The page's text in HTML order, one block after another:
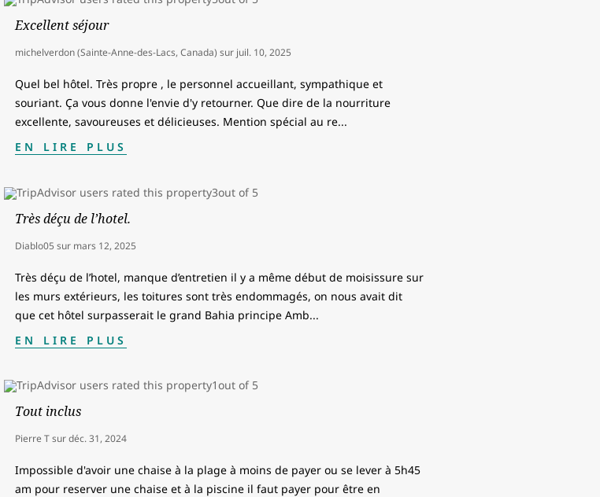
Excellent séjour
michelverdon (Sainte-Anne-des-Lacs, Canada) sur juil. 10, 2025
Quel bel hôtel. Très propre , le personnel accueillant, sympathique et
souriant. Ça vous donne l'envie d'y retourner. Que dire de la nourriture
excellente, savoureuses et délicieuses. Mention spécial au re...
EN LIRE PLUS
Très déçu de l’hotel.
Diablo05 sur mars 12, 2025
Très déçu de l’hotel, manque d’entretien il y a même début de moisissure sur
les murs extérieurs, les toitures sont très endommagés, on nous avait dit
que cet hôtel surpasserait le grand Bahia principe Amb...
EN LIRE PLUS
Tout inclus
Pierre Tsurdéc. 31, 2024
Impossible d'avoir une chaise à la plage à moins de payer ou se lever à 5h45
am pour reserver une chaise et à la piscine il faut payer pour être en